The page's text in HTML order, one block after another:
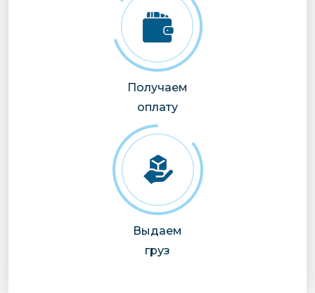
Получаем
оплату
Выдаем
груз